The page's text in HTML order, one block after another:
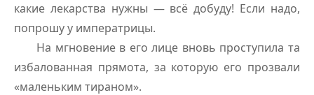
какие лекарства нужны — всё добуду! Если надо,
попрошу у императрицы.
На мгновение в его лице вновь проступила та
избалованная прямота, за которую его прозвали
«маленьким тираном».